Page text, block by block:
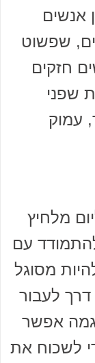
אנשים
שפשוט
חזקים
שפני
עמוק
מלחיץ
עם
מסוגל
לעבור
אפשר
לשכוח את